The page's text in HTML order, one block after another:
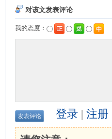
对该文发表评论
我的态度：
登录 | 注册